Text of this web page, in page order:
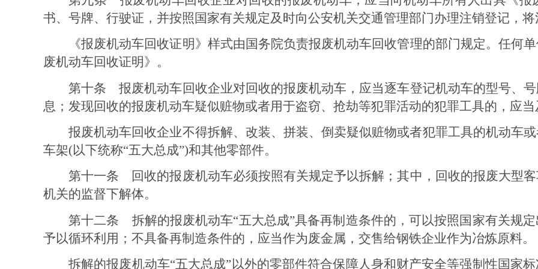
书、号牌、行驶证，并按照国家有关规定及时向公安机关交通管理部门办理注销登记，
《报废机动车回收证明》样式由国务院负责报废机动车回收管理的部门规定。任何
废机动车回收证明》。
第十条报废机动车回收企业对回收的报废机动车，应当逐车登记机动车的型号、
息；发现回收的报废机动车疑似赃物或者用于盗窃、抢劫等犯罪活动的犯罪工具的，应
报废机动车回收企业不得拆解、改装、拼装、倒卖疑似赃物或者犯罪工具的机动车
车架(以下统称“五大总成”)和其他零部件。
第十一条
回收的报废机动车必须按照有关规定予以拆解；其中，回收的报废大型
机关的监督下解体。
第十二条 拆解的报废机动车“五大总成”具备再制造条件的，可以按照国家有关规
予以循环利用；不具备再制造条件的，应当作为废金属，交售给钢铁企业作为冶炼原料。
拆解的报废机动车“五大总成”以外的零部件符合保障人身和财产安全等强制性国家